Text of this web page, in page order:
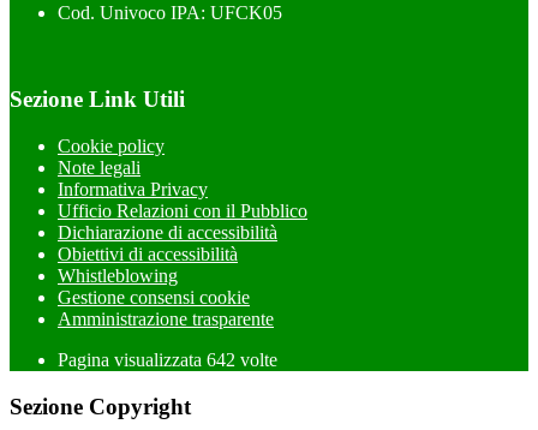
Cod. Univoco IPA: UFCK05
Sezione Link Utili
Cookie policy
Note legali
Informativa Privacy
Ufficio Relazioni con il Pubblico
Dichiarazione di accessibilità
Obiettivi di accessibilità
Whistleblowing
Gestione consensi cookie
Amministrazione trasparente
Pagina visualizzata 642 volte
Sezione Copyright